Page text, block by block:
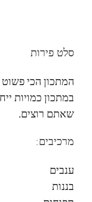
סלט פירות
המתכון הכי
במתכון כמויות
שאתם רוצים.
מרכיבים:
ענבים
בננות